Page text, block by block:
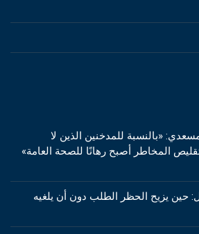
«بالنسبة للمدخنين الذين لا
المخاطر أصبح رهانًا للصحة العامة»
حين يزيح الحظر الطلب دون أن يلغيه